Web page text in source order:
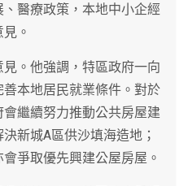
醫療政策，本地中小企經
。
。他強調，特區政府一向
本地居民就業條件。對於
繼續努力推動公共房屋建
新城A區供沙填海造地；
爭取優先興建公屋房屋。